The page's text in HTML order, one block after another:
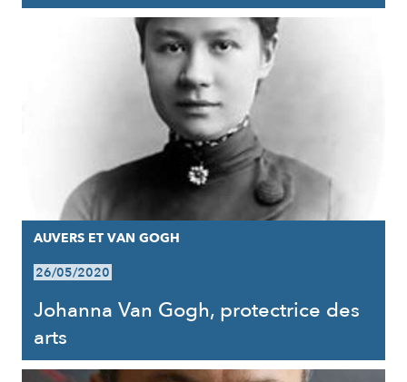
AUVERS ET VAN GOGH
26/05/2020
Johanna Van Gogh, protectrice des
arts